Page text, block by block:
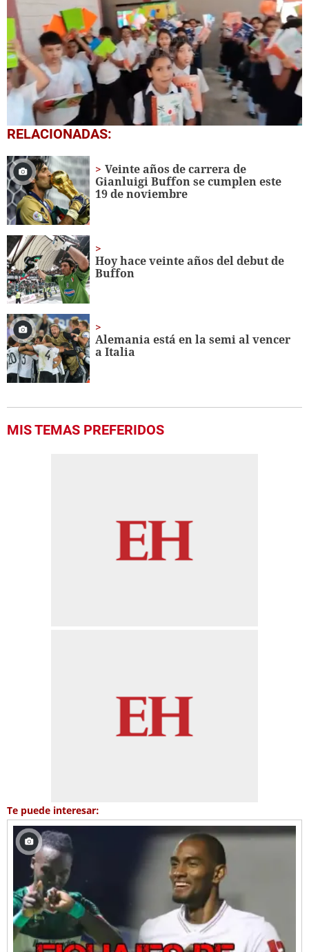
0
seconds
1
minute,
56
seconds
RELACIONADAS:
Veinte años de carrera de
Gianluigi Buffon se cumplen este
19 de noviembre
Hoy hace veinte años del debut de
Buffon
Alemania está en la semi al vencer
a Italia
MIS TEMAS PREFERIDOS
Te puede interesar: